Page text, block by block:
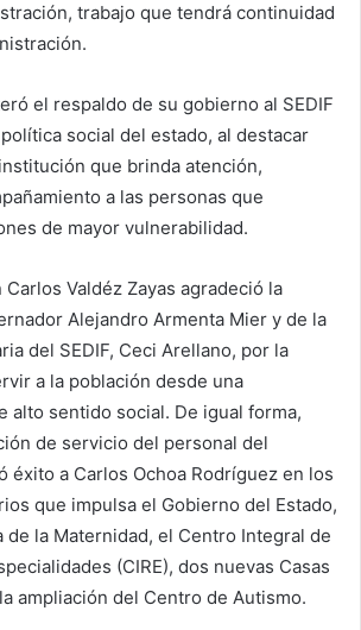
trabajo que tendrá continuidad
el respaldo de su gobierno al SEDIF
social del estado, al destacar
que brinda atención,
a las personas que
de mayor vulnerabilidad.
Valdéz Zayas agradeció la
Alejandro Armenta Mier y de la
del SEDIF, Ceci Arellano, por la
a la población desde una
alto sentido social. De igual forma,
de servicio del personal del
éxito a Carlos Ochoa Rodríguez en los
que impulsa el Gobierno del Estado,
de la Maternidad, el Centro Integral de
(CIRE), dos nuevas Casas
ampliación del Centro de Autismo.